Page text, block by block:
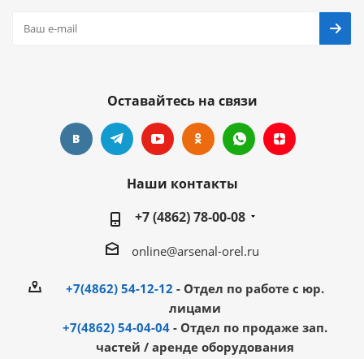
Оставайтесь на связи
Наши контакты
+7 (4862) 78-00-08
online@arsenal-orel.ru
+7(4862) 54-12-12 - Отдел по работе с юр.
лицами
+7(4862) 54-04-04 - Отдел по продаже зап.
частей / аренде оборудования